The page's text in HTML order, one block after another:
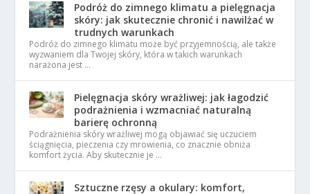
Podróż do zimnego klimatu a pielęgnacja
skóry: jak skutecznie chronić i nawilżać w
trudnych warunkach
Podróż do zimnego klimatu może być przyjemnością, ale także
wyzwaniem dla Twojej skóry, która w takich warunkach
narażona jest …
Pielęgnacja skóry wrażliwej: jak łagodzić
podrażnienia i wzmacniać naturalną
barierę ochronną
Podrażnienia skóry wrażliwej mogą objawiać się uczuciem
ściągnięcia, pieczenia czy mrowienia, co znacznie obniża
komfort życia. Aby skutecznie je …
Sztuczne rzęsy a okulary: komfort,